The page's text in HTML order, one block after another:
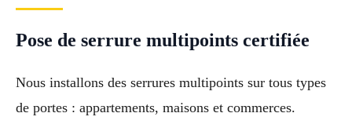
Pose de serrure multipoints certifiée
Nous installons des serrures multipoints sur tous types
de portes : appartements, maisons et commerces.